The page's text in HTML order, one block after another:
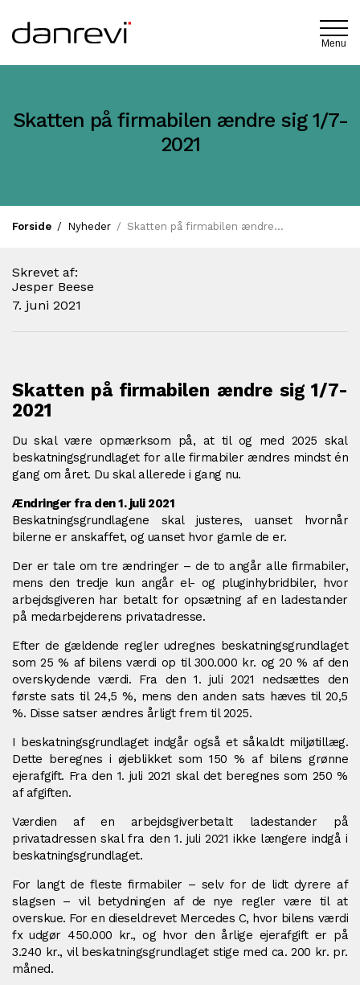
Menu
Skatten på firmabilen ændre sig 1/7-
2021
Forside Nyheder Skatten på firmabilen ændre sig 1/7-2021
Skrevet af:
Jesper Beese
7. juni 2021
Skatten på firmabilen ændre sig 1/7-
2021
Du skal være opmærksom på, at til og med 2025 skal
beskatningsgrundlaget for alle firmabiler ændres mindst én
gang om året. Du skal allerede i gang nu.
Ændringer fra den 1. juli 2021
Beskatningsgrundlagene skal justeres, uanset hvornår
bilerne er anskaffet, og uanset hvor gamle de er.
Der er tale om tre ændringer – de to angår alle firmabiler,
mens den tredje kun angår el- og pluginhybridbiler, hvor
arbejdsgiveren har betalt for opsætning af en ladestander
på medarbejderens privatadresse.
Efter de gældende regler udregnes beskatningsgrundlaget
som 25 % af bilens værdi op til 300.000 kr. og 20 % af den
overskydende værdi. Fra den 1. juli 2021 nedsættes den
første sats til 24,5 %, mens den anden sats hæves til 20,5
%. Disse satser ændres årligt frem til 2025.
I beskatningsgrundlaget indgår også et såkaldt miljøtillæg.
Dette beregnes i øjeblikket som 150 % af bilens grønne
ejerafgift. Fra den 1. juli 2021 skal det beregnes som 250 %
af afgiften.
Værdien af en arbejdsgiverbetalt ladestander på
privatadressen skal fra den 1. juli 2021 ikke længere indgå i
beskatningsgrundlaget.
For langt de fleste firmabiler – selv for de lidt dyrere af
slagsen – vil betydningen af de nye regler være til at
overskue. For en dieseldrevet Mercedes C, hvor bilens værdi
fx udgør 450.000 kr., og hvor den årlige ejerafgift er på
3.240 kr., vil beskatningsgrundlaget stige med ca. 200 kr. pr.
måned.